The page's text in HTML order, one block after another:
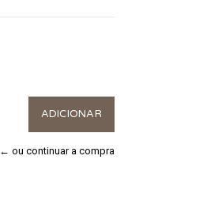
← ou continuar a compra